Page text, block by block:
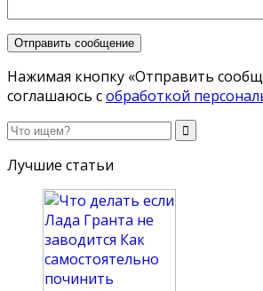
Нажимая кнопку «Отправить
соглашаюсь собработкой
Лучшие статьи